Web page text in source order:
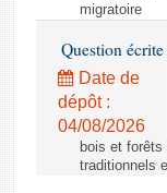
migratoire
Question
Date de
dépôt :
04/08/2026
bois et
traditionnels